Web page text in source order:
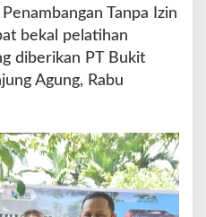
Tanpa Izin
bekal pelatihan
diberikan PT Bukit
Agung, Rabu